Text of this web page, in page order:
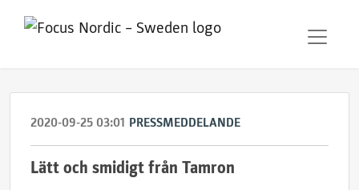
2020-09-25 03:01 PRESSMEDDELANDE
Lätt och smidigt från Tamron